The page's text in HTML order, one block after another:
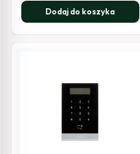
Dodaj do koszyka